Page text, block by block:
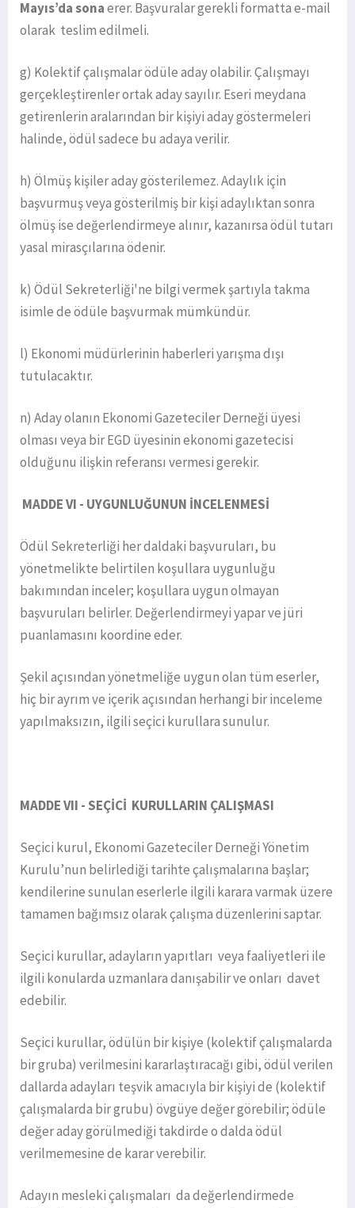
Mayıs’da sonaerer. Başvuralar gerekli formatta e-mail
olarak teslim edilmeli.
g) Kolektif çalışmalar ödüle aday olabilir. Çalışmayı
gerçekleştirenler ortak aday sayılır. Eseri meydana
getirenlerin aralarından bir kişiyi aday göstermeleri
halinde, ödül sadece bu adaya verilir.
h) Ölmüş kişiler aday gösterilemez. Adaylık için
başvurmuş veya gösterilmiş bir kişi adaylıktan sonra
ölmüş ise değerlendirmeye alınır, kazanırsa ödül tutarı
yasal mirasçılarına ödenir.
k) Ödül Sekreterliği'ne bilgi vermek şartıyla takma
isimle de ödüle başvurmak mümkündür.
l) Ekonomi müdürlerinin haberleri yarışma dışı
tutulacaktır.
n) Aday olanın Ekonomi Gazeteciler Derneği üyesi
olması veya bir EGD üyesinin ekonomi gazetecisi
olduğunu ilişkin referansı vermesi gerekir.
MADDE VI - UYGUNLUĞUNUN İNCELENMESİ
Ödül Sekreterliği her daldaki başvuruları, bu
yönetmelikte belirtilen koşullara uygunluğu
bakımından inceler; koşullara uygun olmayan
başvuruları belirler. Değerlendirmeyi yapar ve jüri
puanlamasını koordine eder.
Şekil açısından yönetmeliğe uygun olan tüm eserler,
hiç bir ayrım ve içerik açısından herhangi bir inceleme
yapılmaksızın, ilgili seçici kurullara sunulur.
MADDE VII - SEÇİCİ KURULLARIN ÇALIŞMASI
Seçici kurul, Ekonomi Gazeteciler Derneği Yönetim
Kurulu’nun belirlediği tarihte çalışmalarına başlar;
kendilerine sunulan eserlerle ilgili karara varmak üzere
tamamen bağımsız olarak çalışma düzenlerini saptar.
Seçici kurullar, adayların yapıtları veya faaliyetleri ile
ilgili konularda uzmanlara danışabilir ve onları davet
edebilir.
Seçici kurullar, ödülün bir kişiye (kolektif çalışmalarda
bir gruba) verilmesini kararlaştıracağı gibi, ödül verilen
dallarda adayları teşvik amacıyla bir kişiyi de (kolektif
çalışmalarda bir grubu) övgüye değer görebilir; ödüle
değer aday görülmediği takdirde o dalda ödül
verilmemesine de karar verebilir.
Adayın mesleki çalışmaları da değerlendirmede